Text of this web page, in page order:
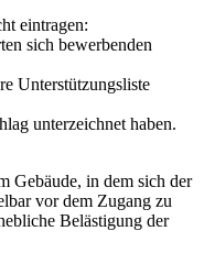
eintragen:
sich bewerbenden
Unterstützungsliste
unterzeichnet haben.
Gebäude, in dem sich der
vor dem Zugang zu
Belästigung der